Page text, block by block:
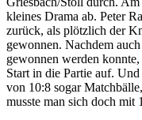
kleines Drama ab. Peter
zurück, als plötzlich der
gewonnen. Nachdem
gewonnen werden
Start in die Partie auf.
von 10:8 sogar
musste man sich doch mit